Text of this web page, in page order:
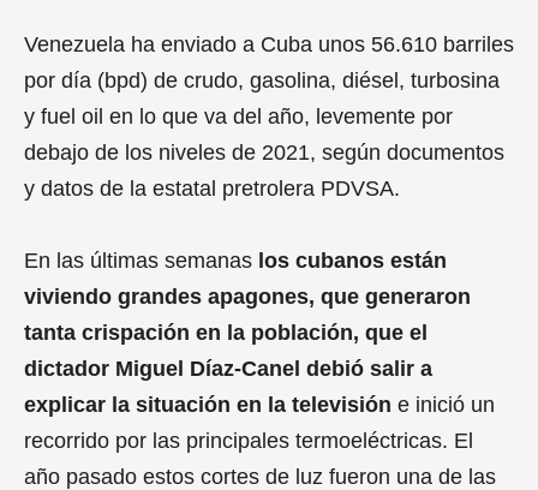
Venezuela ha enviado a Cuba unos 56.610 barriles
por día (bpd) de crudo, gasolina, diésel, turbosina
y fuel oil en lo que va del año, levemente por
debajo de los niveles de 2021, según documentos
y datos de la estatal pretrolera PDVSA.
En las últimas semanas los cubanos están
viviendo grandes apagones, que generaron
tanta crispación en la población, que el
dictador Miguel Díaz-Canel debió salir a
explicar la situación en la televisión e inició un
recorrido por las principales termoeléctricas. El
año pasado estos cortes de luz fueron una de las